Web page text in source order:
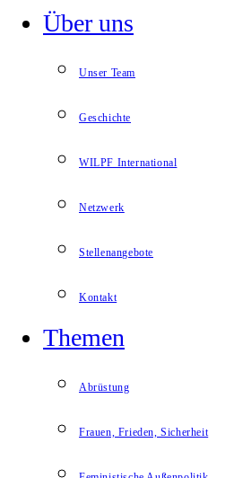
Über uns
Unser Team
Geschichte
WILPF International
Netzwerk
Stellenangebote
Kontakt
Themen
Abrüstung
Frauen, Frieden, Sicherheit